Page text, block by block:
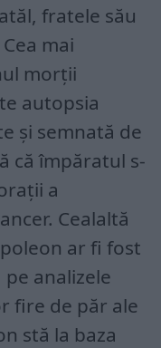
fratele său
mai
morții
autopsia
și semnată de
că împăratul s-
a
Cealaltă
ar fi fost
analizele
fire de păr ale
stă la baza